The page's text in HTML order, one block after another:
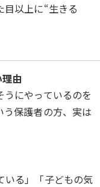
以上に“生きる
由
にやっているのを
保護者の方、実は
いる」「子どもの気